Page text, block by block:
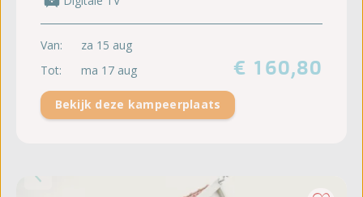
Van:
za 15 aug
Tot:
ma 17 aug € 160,80
Bekijk deze kampeerplaats